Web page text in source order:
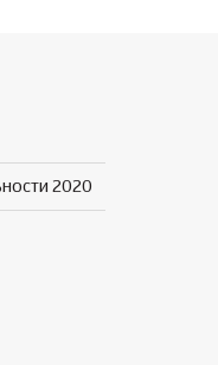
2020